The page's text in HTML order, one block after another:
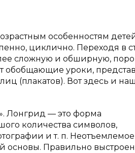
особенностям
циклично. Переходя в
сложную и обширную,
обобщающие уроки,
(плакатов). Вот здесь и
Лонгрид — это форма
количества символов,
и т. п. Неотъемлемое
основы. Правильно